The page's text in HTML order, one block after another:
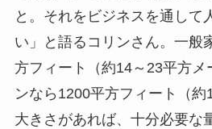
と。それをビジネスを通して
い」と語るコリンさん。一般
方フィート（約14～23平方メ
ンなら1200平方フィート（
大きさがあれば、十分必要な